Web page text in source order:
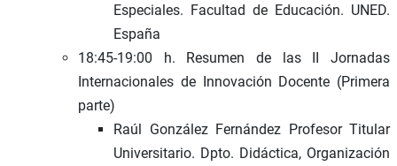
Especiales. Facultad de Educación. UNED.
España
18:45-19:00 h. Resumen de las II Jornadas
Internacionales de Innovación Docente (Primera
parte)
Raúl González Fernández Profesor Titular
Universitario. Dpto. Didáctica, Organización